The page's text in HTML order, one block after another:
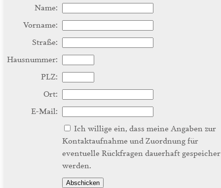
Name:
Vorname:
Straße:
Hausnummer:
PLZ:
Ort:
E-Mail:
Ich willige ein, dass meine Angaben zur
Kontaktaufnahme und Zuordnung für
eventuelle Rückfragen dauerhaft
werden.